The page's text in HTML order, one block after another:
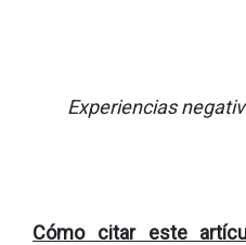
Experiencias
Cómo citar este